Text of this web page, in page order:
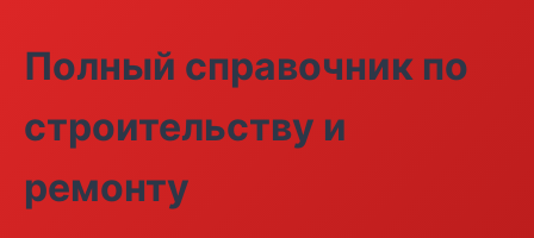
Полный справочник по
строительству и
ремонту